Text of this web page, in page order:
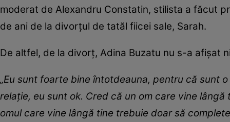
moderat de Alexandru Constatin, stilista a făcut
de ani de la divorțul de tatăl fiicei sale, Sarah.
De altfel, de la divorț, Adina Buzatu nu s-a afișat
„Eu sunt foarte bine întotdeauna, pentru că sunt
relație, eu sunt ok. Cred că un om care vine
omul care vine lângă tine trebuie doar să